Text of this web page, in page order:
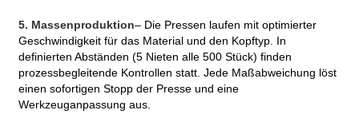
5. Massenproduktion– Die Pressen laufen mit optimierter
Geschwindigkeit für das Material und den Kopftyp. In
definierten Abständen (5 Nieten alle 500 Stück) finden
prozessbegleitende Kontrollen statt. Jede Maßabweichung löst
einen sofortigen Stopp der Presse und eine
Werkzeuganpassung aus.